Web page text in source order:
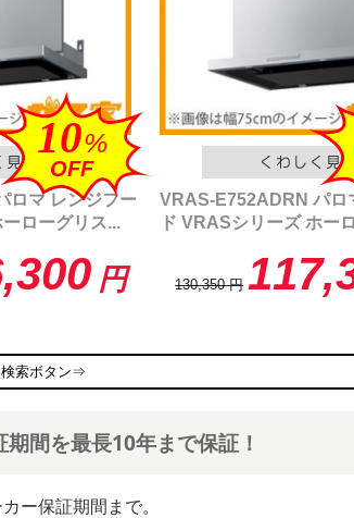
10%
OFF
ロマ レンジフー
ローグリス...
円
VRAS-E752ADRN パロ
ド VRASシリーズ ホー
130,350 円
間を最長10年まで保証！
ー保証期間まで。